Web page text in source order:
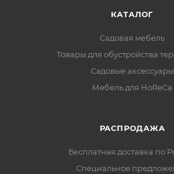
КАТАЛОГ
Садовая мебель
Товары для обустройства
Садовые аксессуары
Мебель для HoReCa
РАСПРОДАЖА
Бесплатная доставка по
Специальное